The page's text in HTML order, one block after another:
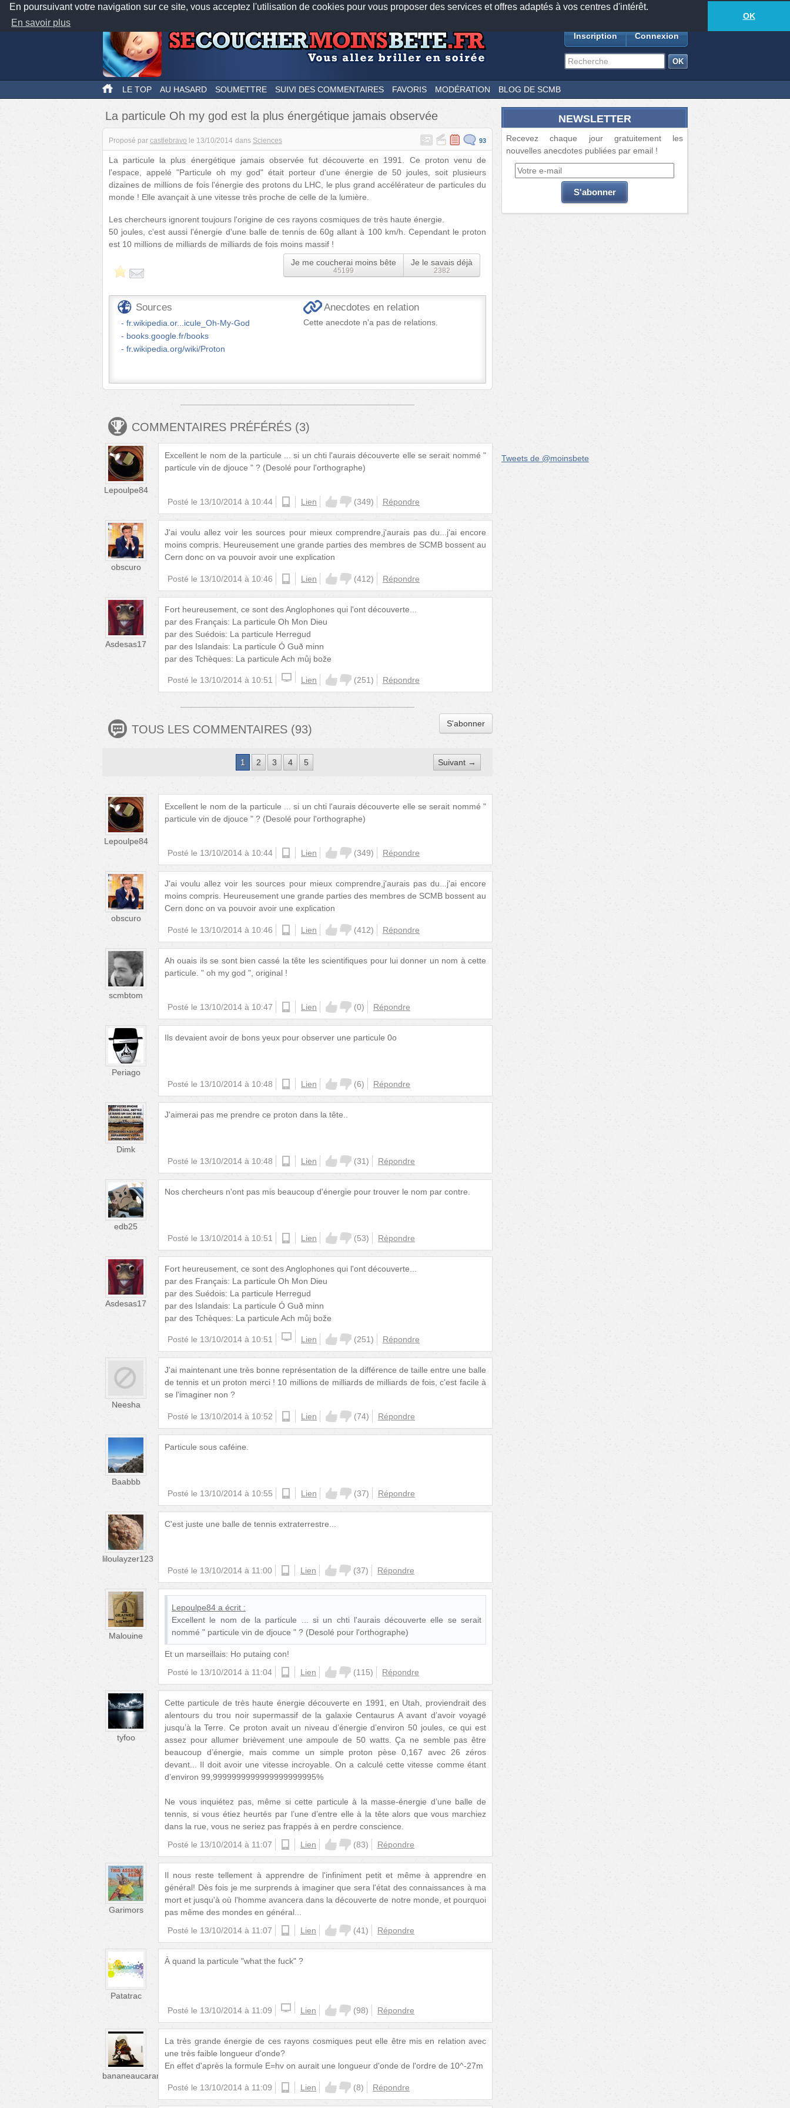
En poursuivant votre navigation sur ce site, vous acceptez l'utilisation de cookies pour vous proposer des services et offres adaptés à vos centres d'intérêt.
En savoir plus
OK
Nos applications mobiles Newsletter Facebook
TwitterFeeds18877anecdotes-524lecteurs connectés
Inscription Connexion
LE TOP AU HASARD SOUMETTRE SUIVI DES COMMENTAIRES FAVORIS MODÉRATION BLOG DE SCMB
La particule Oh my god est la plus énergétique jamais observée
Proposé par castlebravo le 13/10/2014 dans Sciences 93
La particule la plus énergétique jamais observée fut découverte en 1991. Ce proton venu de
l'espace, appelé "Particule oh my god" était porteur d'une énergie de 50 joules, soit plusieurs
dizaines de millions de fois l'énergie des protons du LHC, le plus grand accélérateur de particules du
monde ! Elle avançait à une vitesse très proche de celle de la lumière.
Les chercheurs ignorent toujours l'origine de ces rayons cosmiques de très haute énergie.
50 joules, c'est aussi l'énergie d'une balle de tennis de 60g allant à 100 km/h. Cependant le proton
est 10 millions de milliards de milliards de fois moins massif !
Je me coucherai moins bête
45199
Je le savais déjà
2382
Sources
fr.wikipedia.or...icule_Oh-My-God
books.google.fr/books
fr.wikipedia.org/wiki/Proton
Anecdotes en relation
Cette anecdote n'a pas de relations.
COMMENTAIRES PRÉFÉRÉS (3)
Lepoulpe84
Excellent le nom de la particule ... si un chti l'aurais découverte elle se serait nommé "
particule vin de djouce " ? (Desolé pour l'orthographe)
Posté le 13/10/2014 à 10:44 androidLien (349) Répondre
obscuro
J'ai voulu allez voir les sources pour mieux comprendre,j'aurais pas du...j'ai encore
moins compris. Heureusement une grande parties des membres de SCMB bossent au
Cern donc on va pouvoir avoir une explication
Posté le 13/10/2014 à 10:46 Lien (412) Répondre
Asdesas17
Fort heureusement, ce sont des Anglophones qui l'ont découverte...
par des Français: La particule Oh Mon Dieu
par des Suédois: La particule Herregud
par des Islandais: La particule Ó Guð minn
par des Tchèques: La particule Ach můj bože
Posté le 13/10/2014 à 10:51 Lien (251) Répondre
TOUS LES COMMENTAIRES (93) S'abonner
1 2 3 4 5 Suivant →
Lepoulpe84
Excellent le nom de la particule ... si un chti l'aurais découverte elle se serait nommé "
particule vin de djouce " ? (Desolé pour l'orthographe)
Posté le 13/10/2014 à 10:44 androidLien (349) Répondre
obscuro
J'ai voulu allez voir les sources pour mieux comprendre,j'aurais pas du...j'ai encore
moins compris. Heureusement une grande parties des membres de SCMB bossent au
Cern donc on va pouvoir avoir une explication
Posté le 13/10/2014 à 10:46 Lien (412) Répondre
scmbtom
Ah ouais ils se sont bien cassé la tête les scientifiques pour lui donner un nom à cette
particule. " oh my god ", original !
Posté le 13/10/2014 à 10:47 androidLien (0) Répondre
Periago
Ils devaient avoir de bons yeux pour observer une particule 0o
Posté le 13/10/2014 à 10:48 androidLien (6) Répondre
Dimk
J'aimerai pas me prendre ce proton dans la tête..
Posté le 13/10/2014 à 10:48 Lien (31) Répondre
edb25
Nos chercheurs n'ont pas mis beaucoup d'énergie pour trouver le nom par contre.
Posté le 13/10/2014 à 10:51 Lien (53) Répondre
Asdesas17
Fort heureusement, ce sont des Anglophones qui l'ont découverte...
par des Français: La particule Oh Mon Dieu
par des Suédois: La particule Herregud
par des Islandais: La particule Ó Guð minn
par des Tchèques: La particule Ach můj bože
Posté le 13/10/2014 à 10:51 Lien (251) Répondre
Neesha
J'ai maintenant une très bonne représentation de la différence de taille entre une balle
de tennis et un proton merci ! 10 millions de milliards de milliards de fois, c'est facile à
se l'imaginer non ?
Posté le 13/10/2014 à 10:52 Lien (74) Répondre
Baabbb
Particule sous caféine.
Posté le 13/10/2014 à 10:55 androidLien (37) Répondre
liloulayzer123
C'est juste une balle de tennis extraterrestre...
Posté le 13/10/2014 à 11:00 androidLien (37) Répondre
Malouine
Lepoulpe84 a écrit :
Excellent le nom de la particule ... si un chti l'aurais découverte elle se serait
nommé " particule vin de djouce " ? (Desolé pour l'orthographe)
Et un marseillais: Ho putaing con!
Posté le 13/10/2014 à 11:04 androidLien (115) Répondre
tyfoo
Cette particule de très haute énergie découverte en 1991, en Utah, proviendrait des
alentours du trou noir supermassif de la galaxie Centaurus A avant d’avoir voyagé
jusqu’à la Terre. Ce proton avait un niveau d’énergie d’environ 50 joules, ce qui est
assez pour allumer brièvement une ampoule de 50 watts. Ça ne semble pas être
beaucoup d’énergie, mais comme un simple proton pèse 0,167 avec 26 zéros
devant... Il doit avoir une vitesse incroyable. On a calculé cette vitesse comme étant
d’environ 99,9999999999999999999995%
Ne vous inquiétez pas, même si cette particule à la masse-énergie d’une balle de
tennis, si vous étiez heurtés par l’une d’entre elle à la tête alors que vous marchiez
dans la rue, vous ne seriez pas frappés à en perdre conscience.
Posté le 13/10/2014 à 11:07 androidLien (83) Répondre
Garimors
Il nous reste tellement à apprendre de l'infiniment petit et même à apprendre en
général! Dès fois je me surprends à imaginer que sera l'état des connaissances à ma
mort et jusqu'à où l'homme avancera dans la découverte de notre monde, et pourquoi
pas même des mondes en général...
Posté le 13/10/2014 à 11:07 androidLien (41) Répondre
Patatrac
À quand la particule "what the fuck" ?
Posté le 13/10/2014 à 11:09 Lien (98) Répondre
bananeaucaramel
La très grande énergie de ces rayons cosmiques peut elle être mis en relation avec
une très faible longueur d'onde?
En effet d'après la formule E=hv on aurait une longueur d'onde de l'ordre de 10^-27m
Posté le 13/10/2014 à 11:09 Lien (8) Répondre
NEWSLETTER
Recevez chaque jour gratuitement les
nouvelles anecdotes publiées par email !
Tweets de @moinsbete